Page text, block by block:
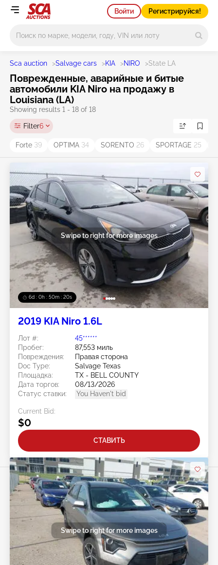
Войти Регистрируйся!
Sca auction >Salvage cars >KIA >NIRO >State LA
Поврежденные, аварийные и битые
автомобили KIA Niro на продажу в
Louisiana (LA)
Showing results 1 - 18 of 18
Filter6
Forte 39 OPTIMA 34 SORENTO 26 SPORTAGE 25
6d : 0h : 50m : 18s
Swipe to right for more images
2019 KIA Niro 1.6L
Лот #:
45******
Пробег:
87,553 миль
Повреждения:
Правая сторона
Doc Type:
Salvage Texas
Площадка:
TX - BELL COUNTY
Дата торгов:
08/13/2026
Статус ставки:
You Haven't bid
Current Bid:
$0
СТАВИТЬ
Swipe to right for more images